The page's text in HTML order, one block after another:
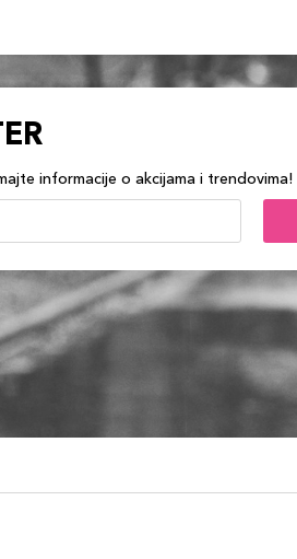
informacije o akcijama i trendovima!